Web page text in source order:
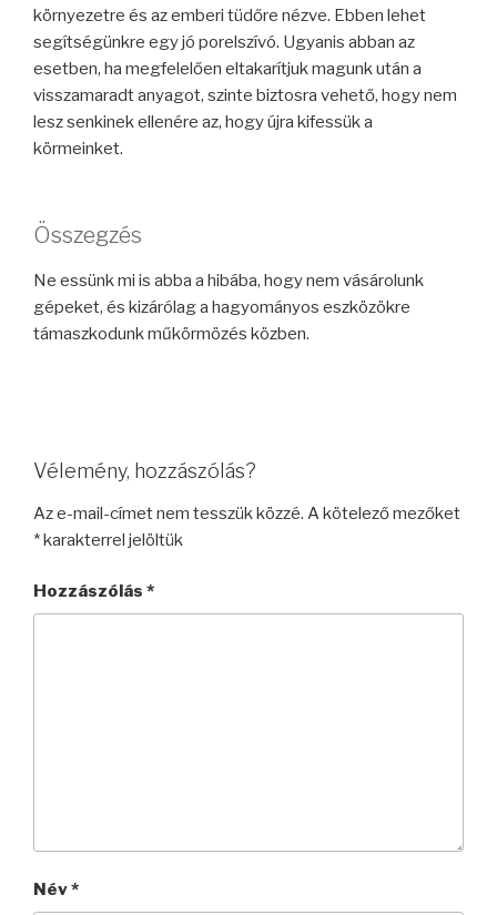
környezetre és az emberi tüdőre nézve. Ebben lehet
segítségünkre egy jó porelszívó. Ugyanis abban az
esetben, ha megfelelően eltakarítjuk magunk után a
visszamaradt anyagot, szinte biztosra vehető, hogy nem
lesz senkinek ellenére az, hogy újra kifessük a
körmeinket.
Összegzés
Ne essünk mi is abba a hibába, hogy nem vásárolunk
gépeket, és kizárólag a hagyományos eszközökre
támaszkodunk műkörmözés közben.
Vélemény, hozzászólás?
Az e-mail-címet nem tesszük közzé. A kötelező mezőket
*karakterrel jelöltük
Hozzászólás *
Név*